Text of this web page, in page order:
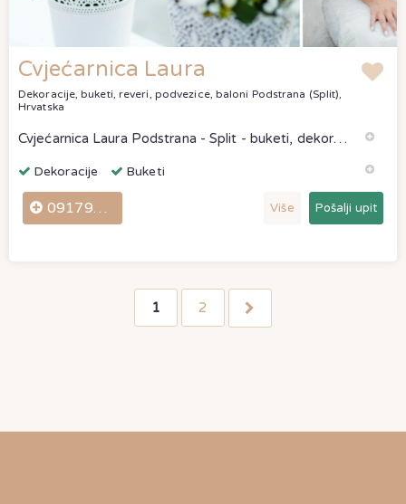
Cvjećarnica Laura
Dekoracije, buketi, reveri, podvezice, baloni Podstrana (Split),
Hrvatska
Cvjećarnica Laura Podstrana - Split - buketi, dekoracije, aranžmani - odlične ponude.Želiš odabrati samo najbolje i bezbrižno uživati u pripremam
Dekoracije Buketi
0917912627 Više Pošalji upit
1 2